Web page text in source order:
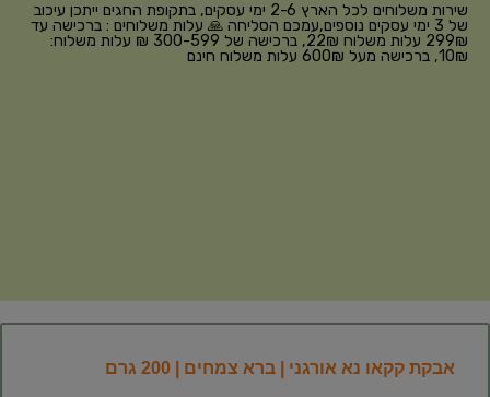
שירות משלוחים לכל הארץ 2-6 ימי עסקים, בתקופת החגים ייתכן עיכוב
של 3 ימי עסקים נוספים,עמכם הסליחה 🙏 עלות משלוחים : ברכישה עד
299₪ עלות משלוח 22₪, ברכישה של 300-599 ₪ עלות משלוח:
10₪, ברכישה מעל 600₪ עלות משלוח חינם
אבקת קקאו נא אורגני | ברא צמחים | 200 גרם